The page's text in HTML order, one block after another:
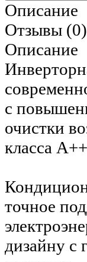
Описание
Отзывы (0)
Описание
с
очистки
класса
точное
дизайну с